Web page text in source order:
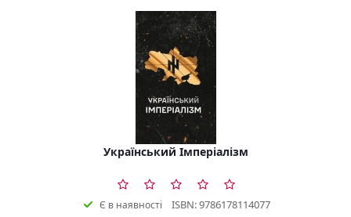
Український Імперіалізм
Є в наявності ISBN: 9786178114077